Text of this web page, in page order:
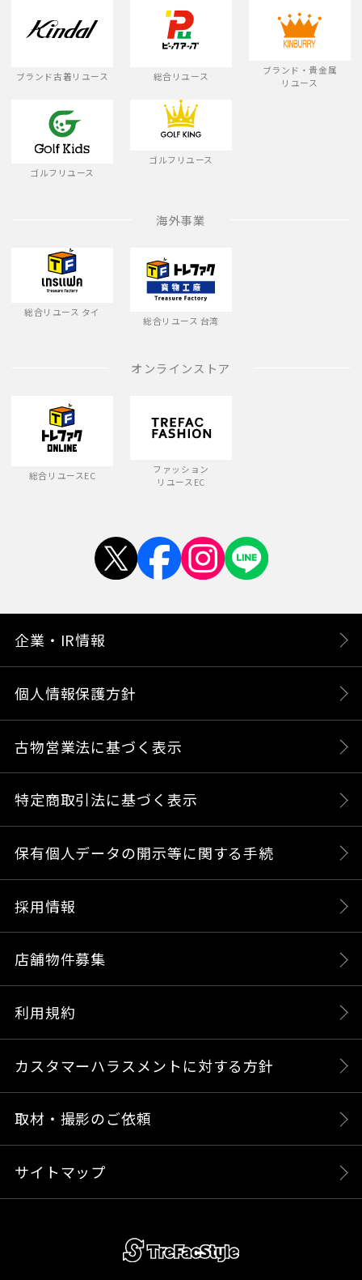
ブランド古着リユース 総合リユース
ブランド・貴金属
リユース
ゴルフリユース
ゴルフリユース
海外事業
総合リユース タイ
総合リユース 台湾
オンラインストア
総合リユースEC
ファッション
リユースEC
企業・IR情報
個人情報保護方針
古物営業法に基づく表示
特定商取引法に基づく表示
保有個人データの開示等に関する手続
採用情報
店舗物件募集
利用規約
カスタマーハラスメントに対する方針
取材・撮影のご依頼
サイトマップ